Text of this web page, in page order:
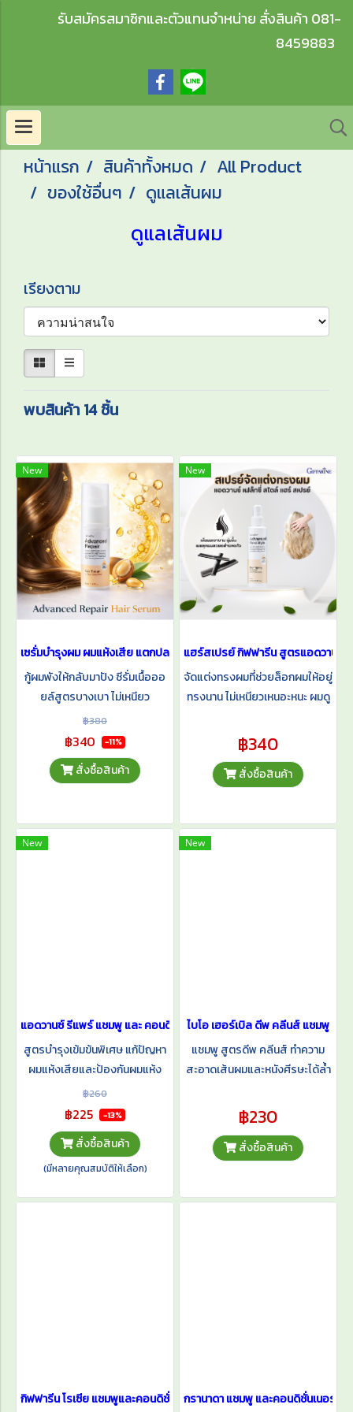
รับสมัครสมาชิกและตัวแทนจำหน่าย สั่งสินค้า 081-
8459883
หน้าแรก สินค้าทั้งหมด
All Product
ของใช้อื่นๆ
ดูแลเส้นผม
ดูแลเส้นผม
เรียงตาม
พบสินค้า 14 ชิ้น
New
เซรั่มบำรุงผม ผมแห้งเสีย แตกปลาย แอดวานซ์ รีแพร์ แฮร์ ซีรั่ม
กู้ผมพังให้กลับมาปัง ซีรั่มเนื้อออ
ยล์สูตรบางเบา ไม่เหนียว
เหนอะหนะ ช่วยฟื้นบำรุงเส้นผมล้ำ
ลึกถึงแกน พร้อมปกป้องผมจาก
ความร้อนและสารเคมี ให้ผมของ
คุณนุ่มสลวย เงางาม มีน้ำหนัก
฿380
฿340 -11%
สั่งซื้อสินค้า
New
แฮร์สเปรย์ กิฟฟารีน สูตรแอดวานซ์
จัดแต่งทรงผมที่ช่วยล็อกผมให้อยู่
ทรงนาน ไม่เหนียวเหนอะหนะ ผมดู
ทุกสไตล์ ทั้งชายและหญิง ใช้ได้ทุก
฿340
สั่งซื้อสินค้า
New
แอดวานซ์ รีแพร์ แชมพู และ คอนดิชั่นเนอร์ สำหรับผมแห้งเสีย ชี้ฟู
สูตรบำรุงเข้มข้นพิเศษ แก้ปัญหา
ผมแห้งเสียและป้องกันผมแห้ง
แตกปลายสารสกัดจากธรรมชาติ
คุณภาพพรีเมียม ที่มีส่วนช่วย
บำรุงเส้นผมอย่างล้ำลึกให้ผมนุ่ม
ลื่น หวีง่ายขึ้นทันทีที่ใช้
฿260
฿225 -13%
สั่งซื้อสินค้า
(มีหลายคุณสมบัติให้เลือก)
New
ไบโอ เฮอร์เบิล ดีพ คลีนส์ แชมพู
แชมพู สูตรดีพ คลีนส์ ทำความ
สะอาดเส้นผมและหนังศีรษะได้ล้ำ
สกปรก ฝุ่นละออง และผลิตภัณฑ์
จัดแต่งทรงผมได้หมดจด
฿230
สั่งซื้อสินค้า
กิฟฟารีน โรเซีย แชมพูและคอนดิชั่นเนอร์กรานาดา แชมพู และคอนดิชั่นเนอร์ ส